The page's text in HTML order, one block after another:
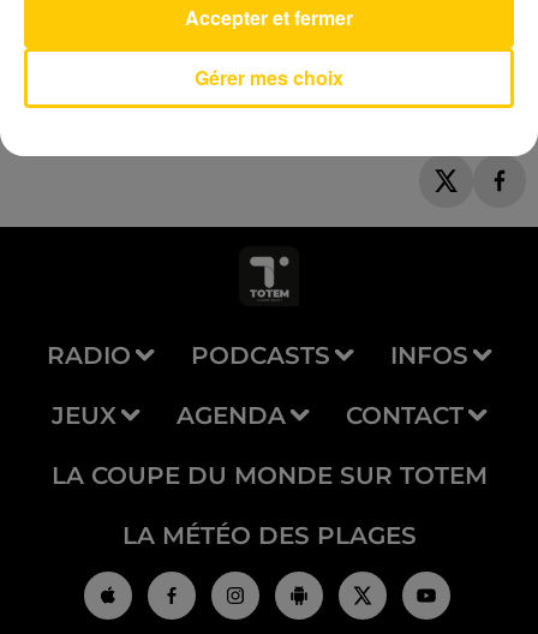
RADIO PODCASTS INFOS
JEUX AGENDA CONTACT
LA COUPE DU MONDE SUR TOTEM
LA MÉTÉO DES PLAGES
Gérer mes choix
Accepter et fermer